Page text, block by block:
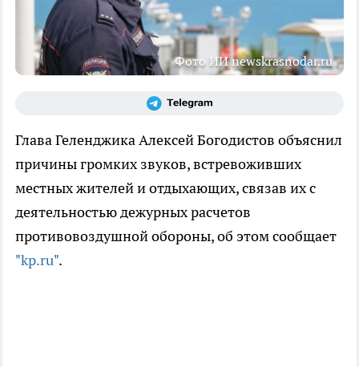
Фото ИИ newskrasnodar.ru
Глава Геленджика Алексей Богодистов объяснил
причины громких звуков, встревоживших
местных жителей и отдыхающих, связав их с
деятельностью дежурных расчетов
противовоздушной обороны, об этом сообщает
"kp.ru".